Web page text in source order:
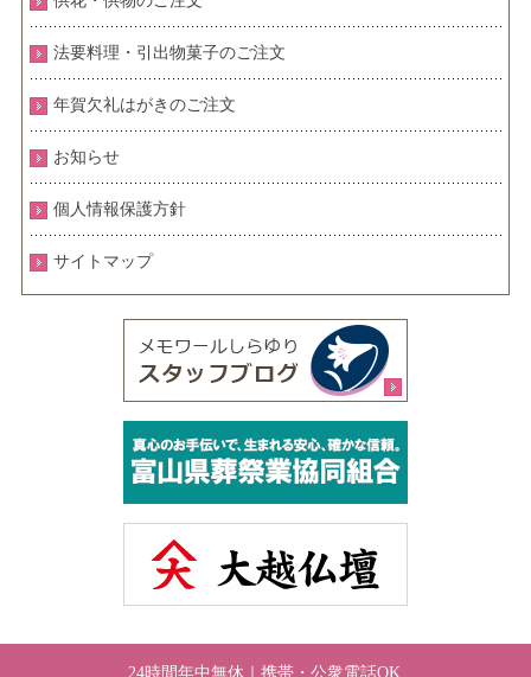
法要料理・引出物菓子のご注文
年賀欠礼はがきのご注文
お知らせ
個人情報保護方針
サイトマップ
24時間年中無休｜携帯・公衆電話OK